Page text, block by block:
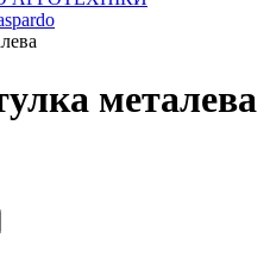
металева